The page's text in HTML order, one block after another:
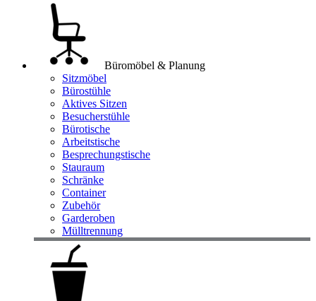
Büromöbel & Planung
Sitzmöbel
Bürostühle
Aktives Sitzen
Besucherstühle
Bürotische
Arbeitstische
Besprechungstische
Stauraum
Schränke
Container
Zubehör
Garderoben
Mülltrennung